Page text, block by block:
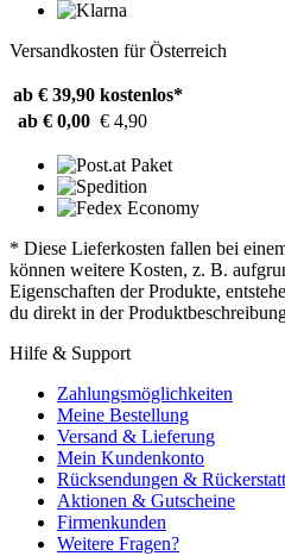
Versandkosten für Österreich
ab € 39,90 kostenlos*
ab € 0,00 € 4,90
* Diese Lieferkosten fallen bei
können weitere Kosten, z. B.
Eigenschaften der Produkte,
du direkt in der
Hilfe & Support
Zahlungsmöglichkeiten
Meine Bestellung
Versand & Lieferung
Mein Kundenkonto
Rücksendungen &
Aktionen & Gutscheine
Firmenkunden
Weitere Fragen?